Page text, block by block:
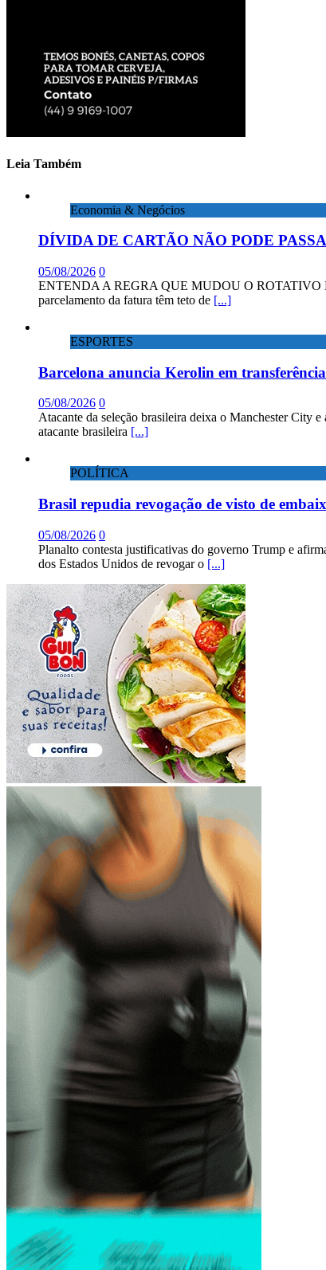
Leia Também
Economia & Negócios
DÍVIDA DE CARTÃO NÃO PODE
05/08/2026 0
ENTENDA A REGRA QUE MUDOU O ROTATIVO
parcelamento da fatura têm teto de [...]
ESPORTES
Barcelona anuncia Kerolin em
05/08/2026 0
Atacante da seleção brasileira deixa o Manchester City
atacante brasileira [...]
POLÍTICA
Brasil repudia revogação de visto de
05/08/2026 0
Planalto contesta justificativas do governo Trump e
dos Estados Unidos de revogar o [...]